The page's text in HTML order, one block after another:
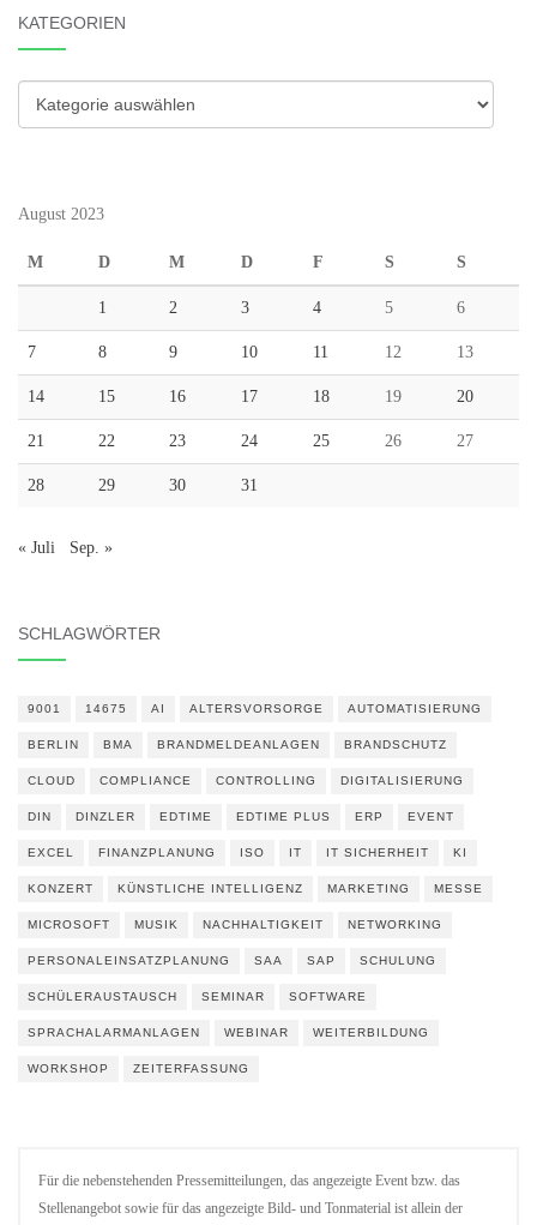
KATEGORIEN
Kategorien
August 2023
M D M D F S S
1 2 3 4 5 6
7 8 9 10 11 12 13
14 15 16 17 18 19 20
21 22 23 24 25 26 27
28 29 30 31
« Juli Sep. »
SCHLAGWÖRTER
9001 14675 AI ALTERSVORSORGE AUTOMATISIERUNG
BERLIN BMA BRANDMELDEANLAGEN BRANDSCHUTZ
CLOUD COMPLIANCE CONTROLLING DIGITALISIERUNG
DIN DINZLER EDTIME EDTIME PLUS ERP EVENT
EXCEL FINANZPLANUNG ISO IT IT SICHERHEIT KI
KONZERT KÜNSTLICHE INTELLIGENZ MARKETING MESSE
MICROSOFT MUSIK NACHHALTIGKEIT NETWORKING
PERSONALEINSATZPLANUNG SAA SAP SCHULUNG
SCHÜLERAUSTAUSCH SEMINAR SOFTWARE
SPRACHALARMANLAGEN WEBINAR WEITERBILDUNG
WORKSHOP ZEITERFASSUNG
Für die nebenstehenden Pressemitteilungen, das angezeigte Event bzw. das
Stellenangebot sowie für das angezeigte Bild- und Tonmaterial ist allein der